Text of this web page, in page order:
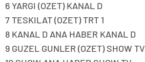
6 YARGI (OZET) KANAL D
7 TESKILAT (OZET) TRT 1
8 KANAL D ANA HABER KANAL D
9 GUZEL GUNLER (OZET) SHOW TV